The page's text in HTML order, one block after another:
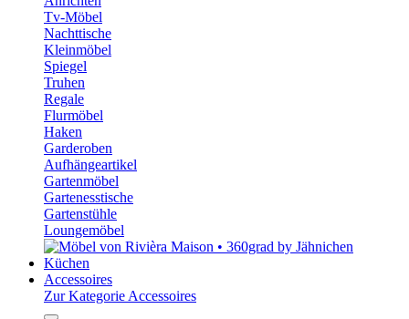
Tv-Möbel
Nachttische
Kleinmöbel
Spiegel
Truhen
Regale
Flurmöbel
Haken
Garderoben
Aufhängeartikel
Gartenmöbel
Gartenesstische
Gartenstühle
Loungemöbel
Küchen
Accessoires
Zur Kategorie Accessoires